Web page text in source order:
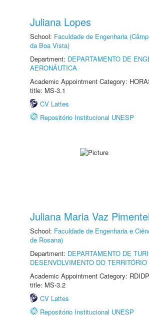
Juliana Lopes
School: Faculdade de Engenharia
da Boa Vista)
Department: DEPARTAMENTO DE
AERONÁUTICA
Academic Appointment Category:
title: MS-3.1
CV Lattes
Repositório Institucional UNESP
Juliana Maria Vaz Pimentel
School: Faculdade de Engenharia e
de Rosana)
Department: DEPARTAMENTO DE
DESENVOLVIMENTO DO TERRITÓRIO
Academic Appointment Category:
title: MS-3.2
CV Lattes
Repositório Institucional UNESP